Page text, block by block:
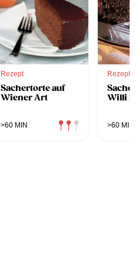
Rezept
Sachertorte auf
Wiener Art
>60 MIN
Rezept
Willi
>60 MIN